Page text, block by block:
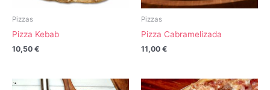
Pizzas
Pizza Kebab
10,50 €
Pizzas
Pizza Cabramelizada
11,00 €